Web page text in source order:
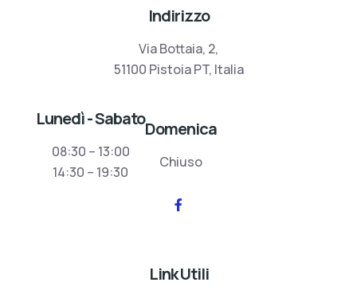
Indirizzo
Via Bottaia, 2,
51100 Pistoia PT, Italia
Lunedì - Sabato
08:30 – 13:00
14:30 – 19:30
Domenica
Chiuso
Link Utili